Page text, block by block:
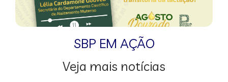
SBP EM AÇÃO
Veja mais notícias